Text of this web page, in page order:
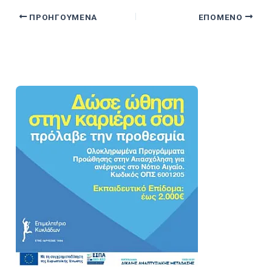
ΠΡΟΗΓΟΎΜΕΝΑ ΕΠΌΜΕΝΟ